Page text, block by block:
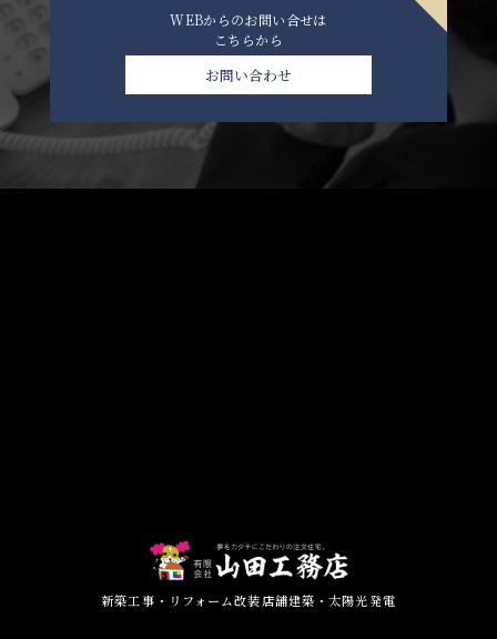
WEBからのお問い合せは
こちらから
お問い合わせ
新築工事・リフォーム改装店舗建築・太陽光発電